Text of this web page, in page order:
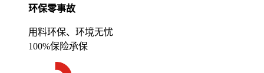
环保零事故
用料环保、环境无忧
100%保险承保